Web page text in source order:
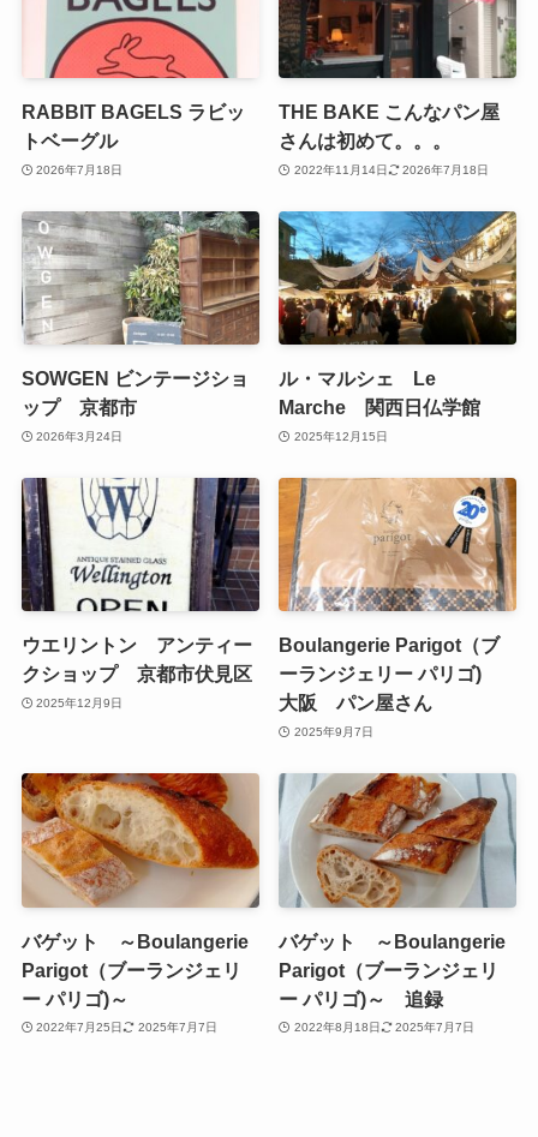
RABBIT BAGELS ラビッ
トベーグル
2026年7月18日
THE BAKE こんなパン屋
さんは初めて。。。
2022年11月14日 2026年7月18日
SOWGEN ビンテージショ
ップ 京都市
2026年3月24日
ル・マルシェ Le
Marche 関西日仏学館
2025年12月15日
ウエリントン アンティー
クショップ 京都市伏見区
2025年12月9日
Boulangerie Parigot（ブ
ーランジェリー パリゴ)
大阪 パン屋さん
2025年9月7日
バゲット ～Boulangerie
Parigot（ブーランジェリ
ー パリゴ)～
2022年7月25日 2025年7月7日
バゲット ～Boulangerie
Parigot（ブーランジェリ
ー パリゴ)～ 追録
2022年8月18日 2025年7月7日